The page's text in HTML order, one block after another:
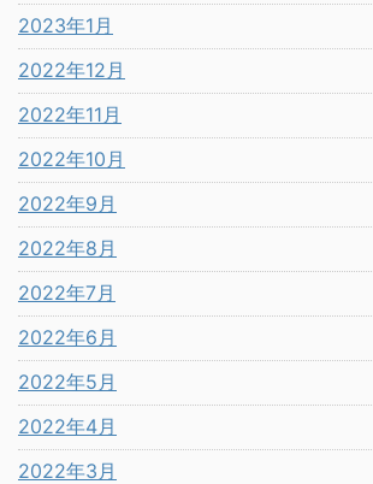
2023年1月
2022年12月
2022年11月
2022年10月
2022年9月
2022年8月
2022年7月
2022年6月
2022年5月
2022年4月
2022年3月